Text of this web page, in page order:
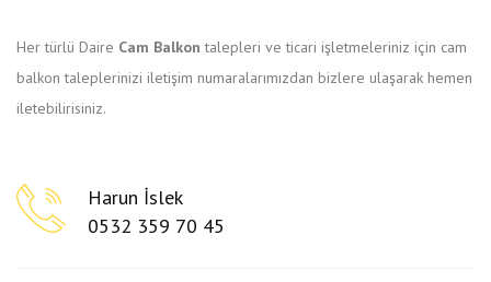
HAKKIMIZDA
Her türlü Daire Cam Balkon talepleri ve ticari işletmeleriniz için cam
balkon taleplerinizi iletişim numaralarımızdan bizlere ulaşarak hemen
iletebilirisiniz.
Harun İslek
0532 359 70 45